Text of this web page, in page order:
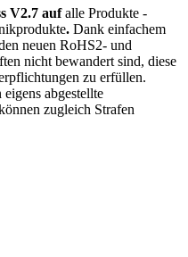
V2.7 aufalle Produkte -
. Dank einfachem
neuen RoHS2- und
nicht bewandert sind, diese
zu erfüllen.
abgestellte
zugleich Strafen